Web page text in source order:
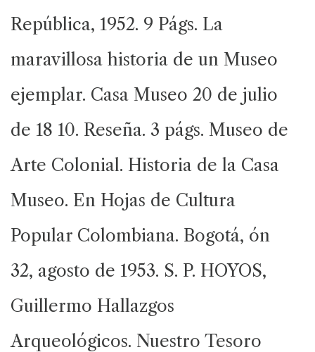
República, 1952. 9 Págs. La
maravillosa historia de un Museo
ejemplar. Casa Museo 20 de julio
de 18 10. Reseña. 3 págs. Museo de
Arte Colonial. Historia de la Casa
Museo. En Hojas de Cultura
Popular Colombiana. Bogotá, ón
32, agosto de 1953. S. P. HOYOS,
Guillermo Hallazgos
Arqueológicos. Nuestro Tesoro